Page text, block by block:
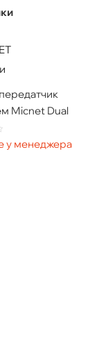
Micnet Dual
у менеджера